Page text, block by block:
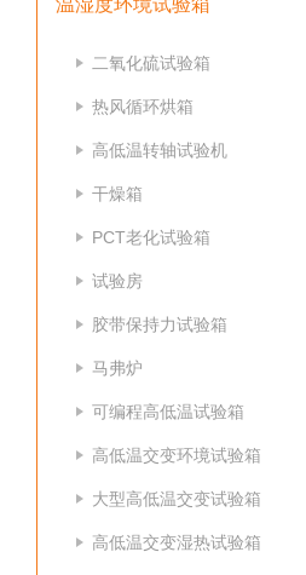
温湿度环境试验箱
二氧化硫试验箱
热风循环烘箱
高低温转轴试验机
干燥箱
PCT老化试验箱
试验房
胶带保持力试验箱
马弗炉
可编程高低温试验箱
高低温交变环境试验箱
大型高低温交变试验箱
高低温交变湿热试验箱